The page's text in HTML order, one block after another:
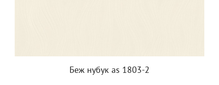
Беж нубук as 1803-2